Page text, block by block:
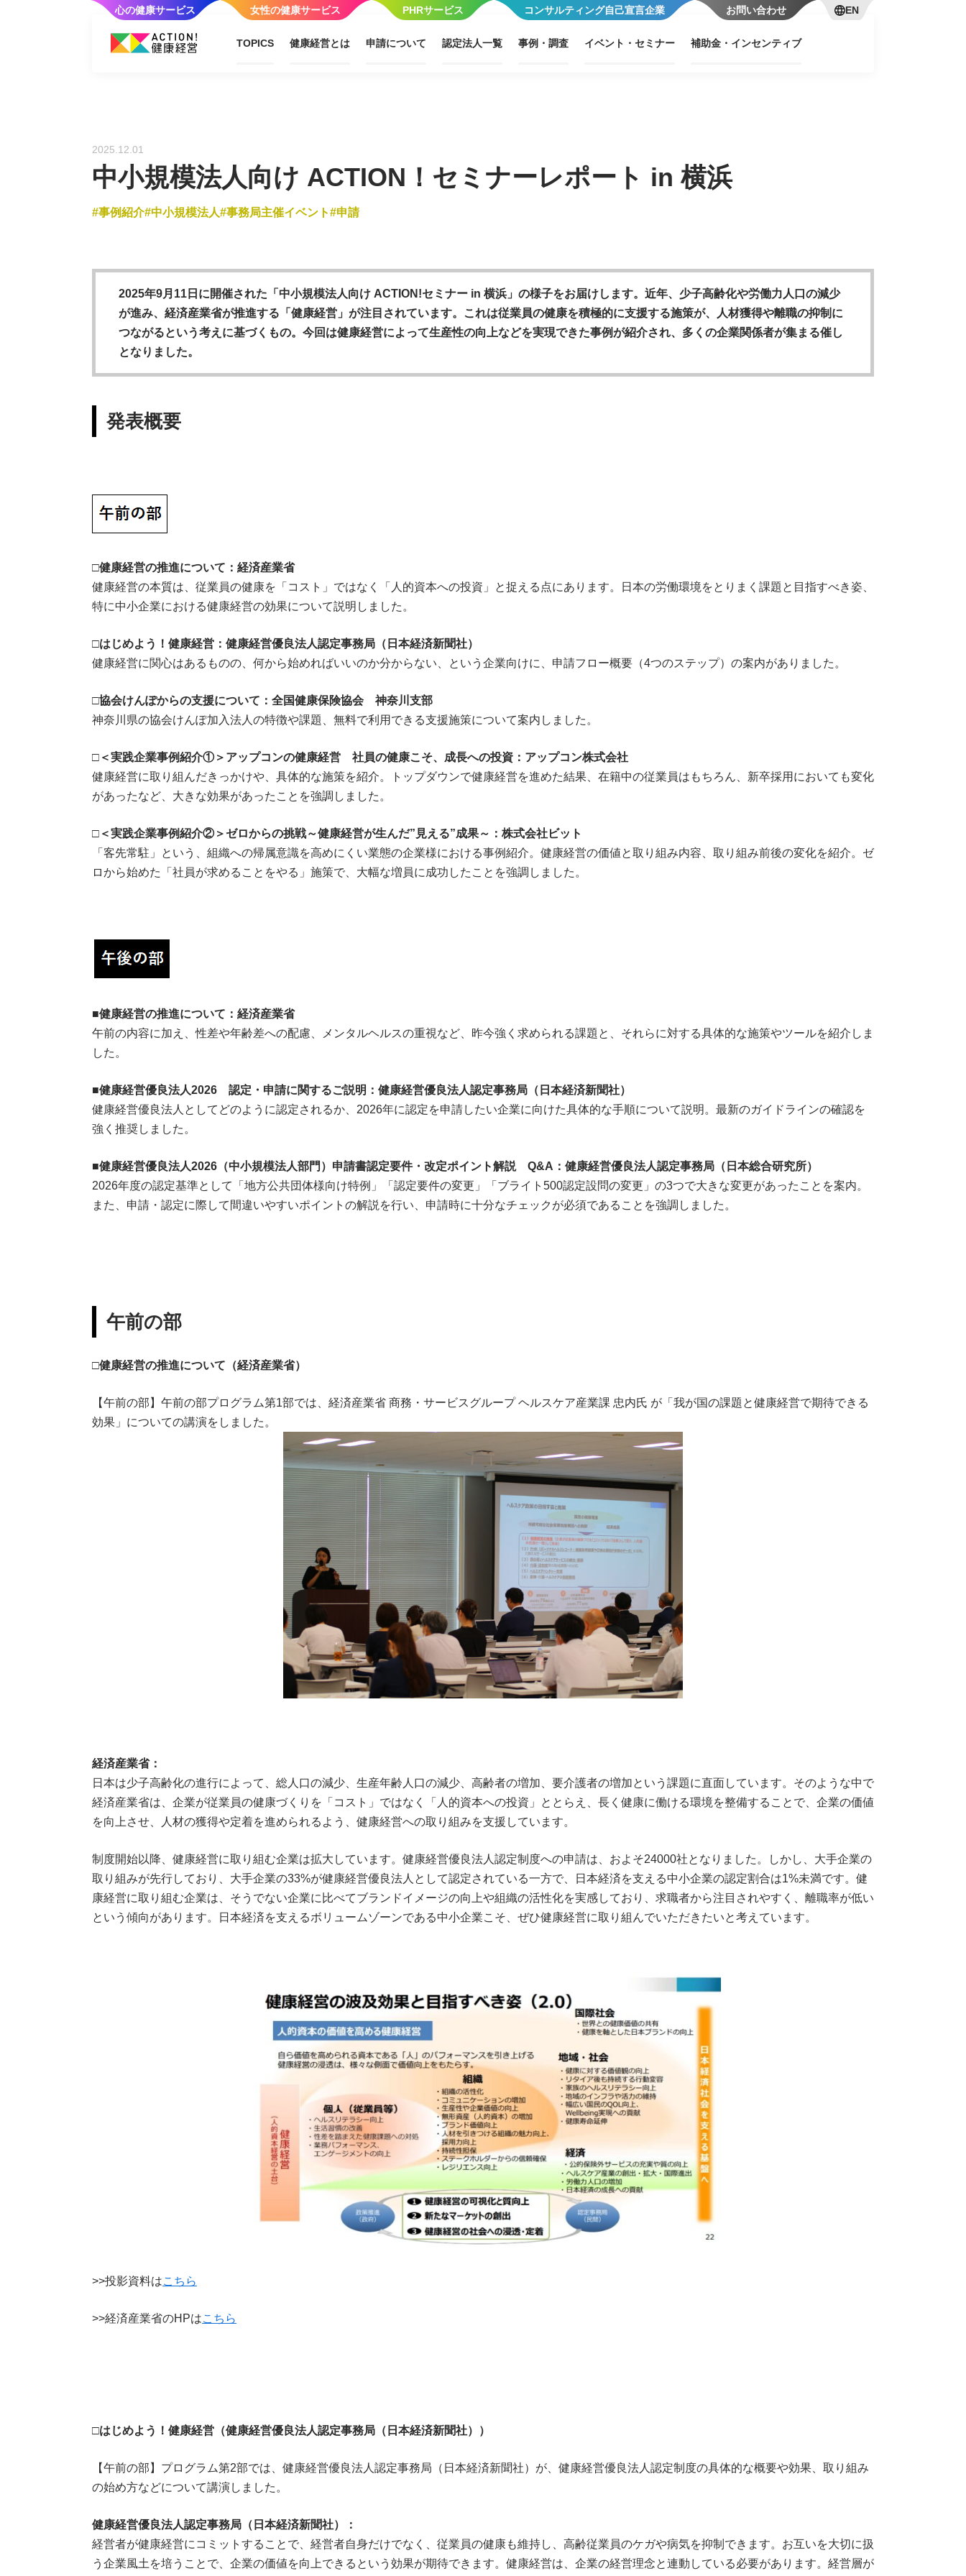
TOPICS 健康経営とは 申請について 認定法人一覧 事例・調査 イベント・セミナー 補助金・インセンティブ
EN
お問い合わせ
コンサルティング自己宣言企業
PHRサービス
女性の健康サービス
心の健康サービス
2025.12.01
中小規模法人向け ACTION！セミナーレポート in 横浜
事例紹介 中小規模法人 事務局主催イベント 申請
2025年9月11日に開催された「中小規模法人向け ACTION!セミナー in 横浜」の様子をお届けします。近年、少子高齢化や労働力人口の減少
が進み、経済産業省が推進する「健康経営」が注目されています。これは従業員の健康を積極的に支援する施策が、人材獲得や離職の抑制に
つながるという考えに基づくもの。今回は健康経営によって生産性の向上などを実現できた事例が紹介され、多くの企業関係者が集まる催し
となりました。
発表概要
□健康経営の推進について：経済産業省
健康経営の本質は、従業員の健康を「コスト」ではなく「人的資本への投資」と捉える点にあります。日本の労働環境をとりまく課題と目指すべき姿、
特に中小企業における健康経営の効果について説明しました。
□はじめよう！健康経営：健康経営優良法人認定事務局（日本経済新聞社）
健康経営に関心はあるものの、何から始めればいいのか分からない、という企業向けに、申請フロー概要（4つのステップ）の案内がありました。
□協会けんぽからの支援について：全国健康保険協会 神奈川支部
神奈川県の協会けんぽ加入法人の特徴や課題、無料で利用できる支援施策について案内しました。
□＜実践企業事例紹介①＞アップコンの健康経営 社員の健康こそ、成長への投資：アップコン株式会社
健康経営に取り組んだきっかけや、具体的な施策を紹介。トップダウンで健康経営を進めた結果、在籍中の従業員はもちろん、新卒採用においても変化
があったなど、大きな効果があったことを強調しました。
□＜実践企業事例紹介②＞ゼロからの挑戦～健康経営が生んだ”見える”成果～：株式会社ビット
「客先常駐」という、組織への帰属意識を高めにくい業態の企業様における事例紹介。健康経営の価値と取り組み内容、取り組み前後の変化を紹介。ゼ
ロから始めた「社員が求めることをやる」施策で、大幅な増員に成功したことを強調しました。
■健康経営の推進について：経済産業省
午前の内容に加え、性差や年齢差への配慮、メンタルヘルスの重視など、昨今強く求められる課題と、それらに対する具体的な施策やツールを紹介しま
した。
■健康経営優良法人2026 認定・申請に関するご説明：健康経営優良法人認定事務局（日本経済新聞社）
健康経営優良法人としてどのように認定されるか、2026年に認定を申請したい企業に向けた具体的な手順について説明。最新のガイドラインの確認を
強く推奨しました。
■健康経営優良法人2026（中小規模法人部門）申請書認定要件・改定ポイント解説 Q&A：健康経営優良法人認定事務局（日本総合研究所）
2026年度の認定基準として「地方公共団体様向け特例」「認定要件の変更」「ブライト500認定設問の変更」の3つで大きな変更があったことを案内。
また、申請・認定に際して間違いやすいポイントの解説を行い、申請時に十分なチェックが必須であることを強調しました。
午前の部
□健康経営の推進について（経済産業省）
【午前の部】午前の部プログラム第1部では、経済産業省 商務・サービスグループ ヘルスケア産業課 忠内氏 が「我が国の課題と健康経営で期待できる
効果」についての講演をしました。
経済産業省：
日本は少子高齢化の進行によって、総人口の減少、生産年齢人口の減少、高齢者の増加、要介護者の増加という課題に直面しています。そのような中で
経済産業省は、企業が従業員の健康づくりを「コスト」ではなく「人的資本への投資」ととらえ、長く健康に働ける環境を整備することで、企業の価値
を向上させ、人材の獲得や定着を進められるよう、健康経営への取り組みを支援しています。
制度開始以降、健康経営に取り組む企業は拡大しています。健康経営優良法人認定制度への申請は、およそ24000社となりました。しかし、大手企業の
取り組みが先行しており、大手企業の33%が健康経営優良法人として認定されている一方で、日本経済を支える中小企業の認定割合は1%未満です。健
康経営に取り組む企業は、そうでない企業に比べてブランドイメージの向上や組織の活性化を実感しており、求職者から注目されやすく、離職率が低い
という傾向があります。日本経済を支えるボリュームゾーンである中小企業こそ、ぜひ健康経営に取り組んでいただきたいと考えています。
>>投影資料はこちら
>>経済産業省のHPはこちら
□はじめよう！健康経営（健康経営優良法人認定事務局（日本経済新聞社））
【午前の部】プログラム第2部では、健康経営優良法人認定事務局（日本経済新聞社）が、健康経営優良法人認定制度の具体的な概要や効果、取り組み
の始め方などについて講演しました。
健康経営優良法人認定事務局（日本経済新聞社）：
経営者が健康経営にコミットすることで、経営者自身だけでなく、従業員の健康も維持し、高齢従業員のケガや病気を抑制できます。お互いを大切に扱
う企業風土を培うことで、企業の価値を向上できるという効果が期待できます。健康経営は、企業の経営理念と連動している必要があります。経営層が